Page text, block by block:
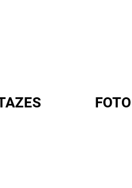
DE BUSCA